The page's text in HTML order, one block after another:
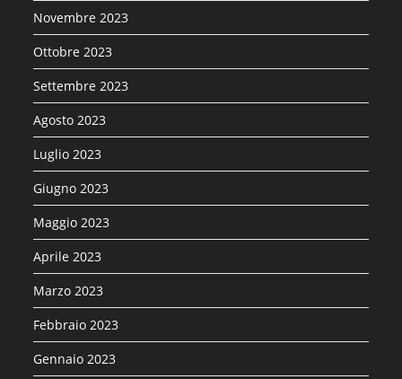
Novembre 2023
Ottobre 2023
Settembre 2023
Agosto 2023
Luglio 2023
Giugno 2023
Maggio 2023
Aprile 2023
Marzo 2023
Febbraio 2023
Gennaio 2023